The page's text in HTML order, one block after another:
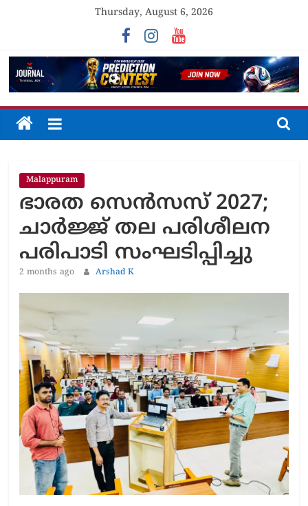
Thursday, August 6, 2026
The
Unfolding
The
Malappuram
ഭാരത സെൻസസ് 2027;
ചാർജ്ജ് തല പരിശീലന
പരിപാടി സംഘടിപ്പിച്ചു
2 months ago Arshad K